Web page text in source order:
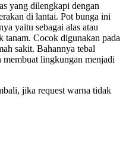
yang dilengkapi dengan
di lantai. Pot bunga ini
yaitu sebagai alas atau
tanam. Cocok digunakan pada
sakit. Bahannya tebal
membuat lingkungan menjadi
jika request warna tidak